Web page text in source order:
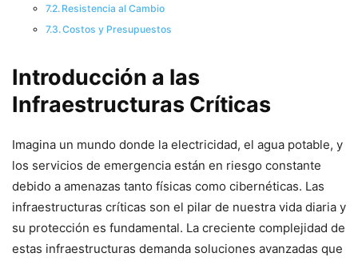
Resistencia al Cambio
Costos y Presupuestos
Introducción a las
Infraestructuras Críticas
Imagina un mundo donde la electricidad, el agua potable, y
los servicios de emergencia están en riesgo constante
debido a amenazas tanto físicas como cibernéticas. Las
infraestructuras críticas son el pilar de nuestra vida diaria y
su protección es fundamental. La creciente complejidad de
estas infraestructuras demanda soluciones avanzadas que